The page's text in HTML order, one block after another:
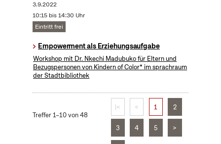
3.9.2022
10:15 bis 14:30 Uhr
Eintritt frei
Empowerment als Erziehungsaufgabe
Workshop mit Dr. Nkechi Madubuko für Eltern und
Bezugspersonen von Kindern of Color* im sprachraum
der Stadtbibliothek
Treffer 1–10 von 48
|< < 1 2
3 4 5 >